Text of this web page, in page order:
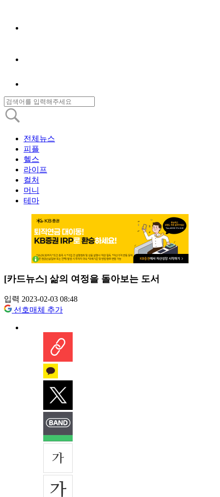
전체뉴스
피플
헬스
라이프
컬처
머니
테마
[카드뉴스] 삶의 여정을 돌아보는 도서
입력 2023-02-03 08:48
선호매체 추가